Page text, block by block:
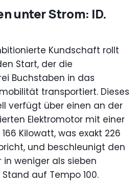
unter Strom: ID.
Kundschaft rollt
Start, der die
Buchstaben in das
transportiert. Dieses
verfügt über einen an der
Elektromotor mit einer
Kilowatt, was exakt 226
und beschleunigt den
weniger als sieben
auf Tempo 100.